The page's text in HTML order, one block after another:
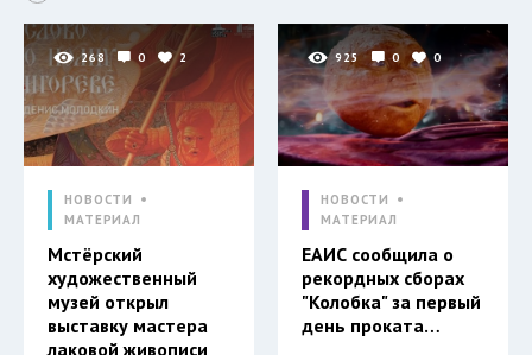
268 0 2
НОВОСТИ
МАТЕРИАЛ
Мстёрский
художественный
музей открыл
выставку мастера
лаковой живописи
925 0 0
НОВОСТИ
МАТЕРИАЛ
ЕАИС сообщила о
рекордных сборах
"Колобка" за первый
день проката…